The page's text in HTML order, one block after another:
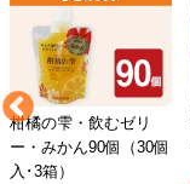
柑橘の雫・飲むゼリ
ー・みかん90個（30個
入･3箱）